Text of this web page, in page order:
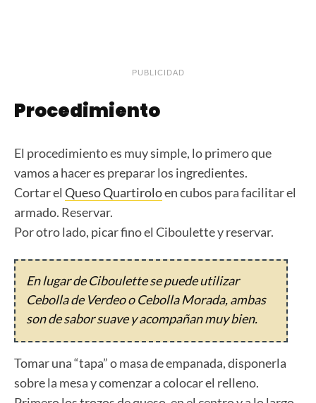
PUBLICIDAD
Procedimiento
El procedimiento es muy simple, lo primero que
vamos a hacer es preparar los ingredientes.
Cortar el Queso Quartiroloen cubos para facilitar el
armado. Reservar.
Por otro lado, picar fino el Ciboulette y reservar.
En lugar de Ciboulette se puede utilizar
Cebolla de Verdeo o Cebolla Morada, ambas
son de sabor suave y acompañan muy bien.
Tomar una “tapa” o masa de empanada, disponerla
sobre la mesa y comenzar a colocar el relleno.